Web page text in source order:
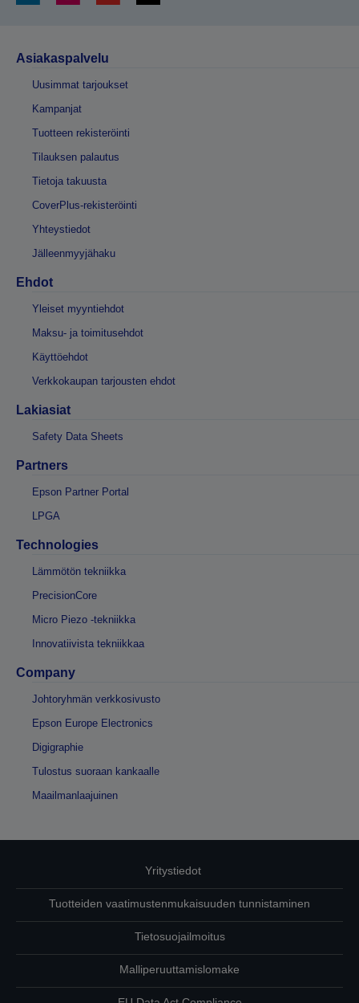
Asiakaspalvelu
Uusimmat tarjoukset
Kampanjat
Tuotteen rekisteröinti
Tilauksen palautus
Tietoja takuusta
CoverPlus-rekisteröinti
Yhteystiedot
Jälleenmyyjähaku
Ehdot
Yleiset myyntiehdot
Maksu- ja toimitusehdot
Käyttöehdot
Verkkokaupan tarjousten ehdot
Lakiasiat
Safety Data Sheets
Partners
Epson Partner Portal
LPGA
Technologies
Lämmötön tekniikka
PrecisionCore
Micro Piezo -tekniikka
Innovatiivista tekniikkaa
Company
Johtoryhmän verkkosivusto
Epson Europe Electronics
Digigraphie
Tulostus suoraan kankaalle
Maailmanlaajuinen
Yritystiedot
Tuotteiden vaatimustenmukaisuuden tunnistaminen
Tietosuojailmoitus
Malliperuuttamislomake